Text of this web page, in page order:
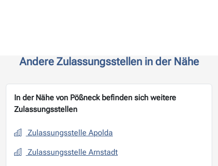
Andere Zulassungsstellen in der Nähe
In der Nähe von Pößneck befinden sich weitere
Zulassungsstellen
Zulassungsstelle Apolda
Zulassungsstelle Arnstadt